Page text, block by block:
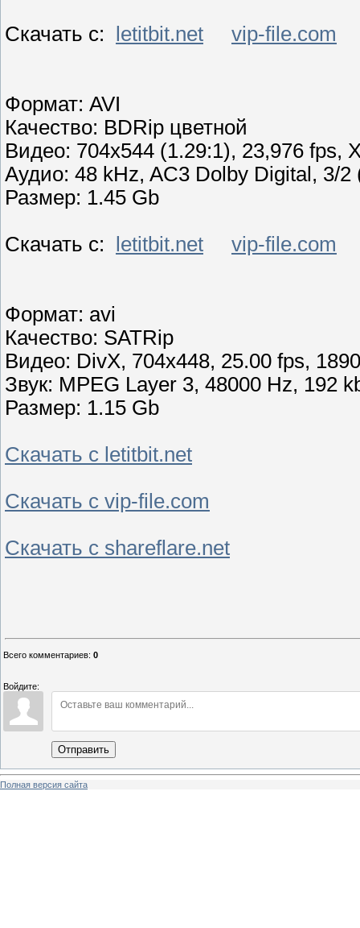
Скачать с: letitbit.net vip-file.com
Формат: AVI
Качество: BDRip цветной
Видео: 704x544 (1.29:1), 23,976 fps,
Аудио: 48 kHz, AC3 Dolby Digital, 3/
Размер: 1.45 Gb
Скачать с: letitbit.net vip-file.com
Формат: avi
Качество: SATRip
Видео: DivX, 704x448, 25.00 fps,
Звук: MPEG Layer 3, 48000 Hz, 192
Размер: 1.15 Gb
Скачать с letitbit.net
Скачать с vip-file.com
Скачать с shareflare.net
Всего комментариев: 0
Войдите:
Отправить
Полная версия сайта